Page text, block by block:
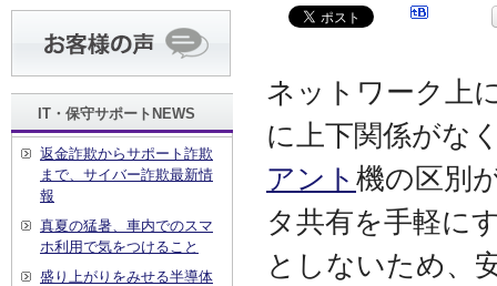
ネットワーク上
に上下関係がな
アント 機の区別
タ共有を手軽に
としないため、
IT・保守サポートNEWS
返金詐欺からサポート詐欺
まで、サイバー詐欺最新情
報
真夏の猛暑、車内でのスマ
ホ利用で気をつけること
盛り上がりをみせる半導体